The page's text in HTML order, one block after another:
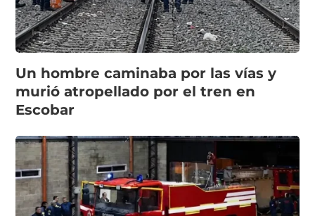
Un hombre caminaba por las vías y
murió atropellado por el tren en
Escobar